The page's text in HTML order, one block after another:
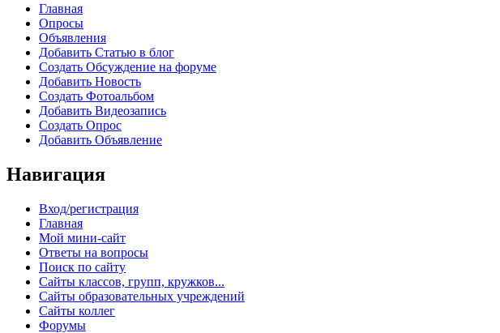
Главная
Опросы
Объявления
Добавить Статью в блог
Создать Обсуждение на форуме
Добавить Новость
Создать Фотоальбом
Добавить Видеозапись
Создать Опрос
Добавить Объявление
Навигация
Вход/регистрация
Главная
Мой мини-сайт
Ответы на вопросы
Поиск по сайту
Сайты классов, групп, кружков...
Сайты образовательных учреждений
Сайты коллег
Форумы